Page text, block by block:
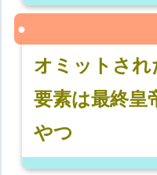
オミットされ
要素は最終皇
やつ